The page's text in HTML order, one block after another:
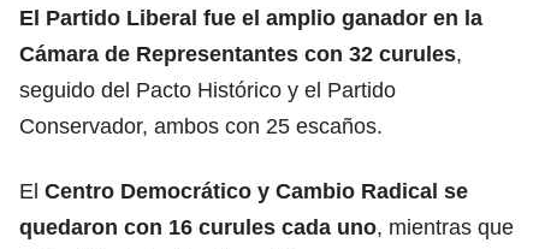
El Partido Liberal fue el amplio ganador en la
Cámara de Representantes con 32 curules,
seguido del Pacto Histórico y el Partido
Conservador, ambos con 25 escaños.
El Centro Democrático y Cambio Radical se
quedaron con 16 curules cada uno, mientras que